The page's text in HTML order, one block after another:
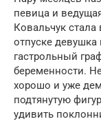
певица и
Ковальчук
отпуске девушка
гастрольный
беременности.
хорошо и уже
подтянутую
удивить